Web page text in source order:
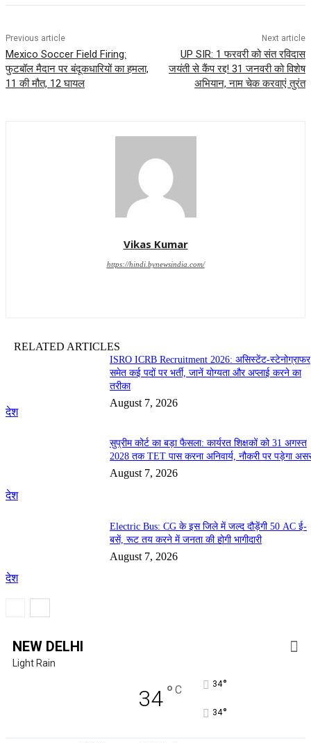
Previous article
Mexico Soccer Field Firing:
फुटबॉल मैदान पर बंदूकधारियों का हमला,
11 की मौत, 12 घायल
Next article
UP SIR: 1 फरवरी को संत रविदास
जयंती से कैंप रद्द! 31 जनवरी को विशेष
अभियान, नाम चेक करवाएं तुरंत
Vikas Kumar
https://hindi.bynewsindia.com/
RELATED ARTICLES
देश
ISRO ICRB Recruitment 2026: असिस्टेंट-स्टेनोग्राफर
समेत कई पदों पर भर्ती, जानें योग्यता और अप्लाई करने का
तरीका
August 7, 2026
देश
सुप्रीम कोर्ट का बड़ा फैसला: कार्यरत शिक्षकों को 31 अगस्त
2028 तक TET पास करना अनिवार्य, नौकरी पर पड़ेगा
August 7, 2026
देश
Electric Bus: CG के इस जिले में जल्द दौड़ेंगी 50 AC ई-
बसें, रूट तय करने में जनता की होगी भागीदारी
August 7, 2026
NEW DELHI
Light Rain
34° C 34°
34°